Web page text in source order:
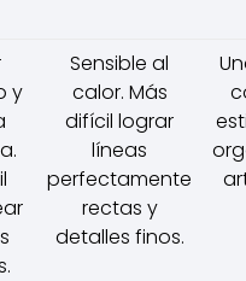
y
Sensible al
calor. Más
difícil lograr
líneas
perfectamente
rectas y
detalles finos.